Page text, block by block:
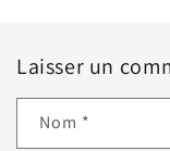
Laisser un
Nom *